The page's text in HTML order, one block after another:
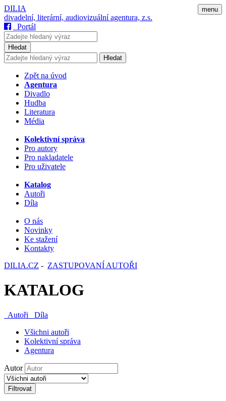
menu
DILIA
divadelní, literární, audiovizuální agentura, z.s.
Portál
Hledat
Hledat
Zpět na úvod
Agentura
Divadlo
Hudba
Literatura
Média
Kolektivní správa
Pro autory
Pro nakladatele
Pro uživatele
Katalog
Autoři
Díla
O nás
Novinky
Ke stažení
Kontakty
DILIA.CZ - ZASTUPOVANÍ AUTOŘI
KATALOG
Autoři
Díla
Všichni autoři
Kolektivní správa
Agentura
Autor
Filtrovat